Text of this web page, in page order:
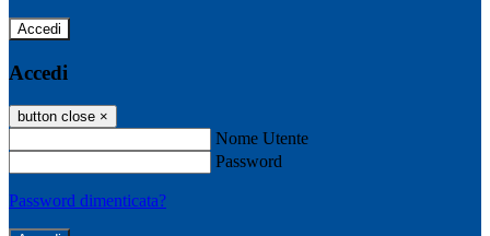
Accedi
Accedi
button close ×
Nome Utente
Password
Password dimenticata?